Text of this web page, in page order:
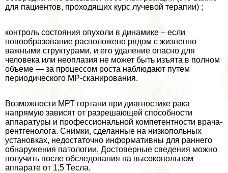
для пациентов, проходящих курс лучевой терапии) ;
контроль состояния опухоли в динамике – если
новообразование расположено рядом с жизненно
важными структурами, и его удаление опасно для
человека или неоплазия не может быть изъята в полном
объеме — за процессом роста наблюдают путем
периодического МР-сканирования.
Возможности МРТ гортани при диагностике paка
напрямую зависят от разрешающей способности
аппаратуры и профессиональной компетентности врача-
рентгенолога. Снимки, сделанные на низкопольных
установках, недостаточно информативны для раннего
обнаружения патологии. Достоверные сведения можно
получить после обследования на высокопольном
аппарате от 1,5 Тесла.